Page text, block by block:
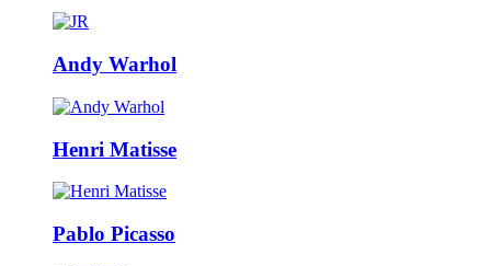
Andy Warhol
Henri Matisse
Pablo Picasso